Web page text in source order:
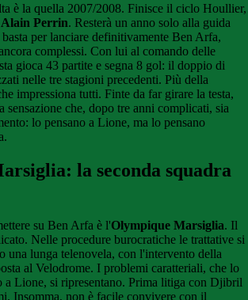
è la quella 2007/2008. Finisce il ciclo Houllier,
Alain Perrin. Resterà un anno solo alla guida
per lanciare definitivamente Ben Arfa,
complessi. Con lui al comando delle
gioca 43 partite e segna 8 gol: il doppio di
nelle tre stagioni precedenti. Più della
impressiona tutti. Finte da far girare la testa,
sensazione che, dopo tre anni complicati, sia
lo pensano a Lione, ma lo pensano
la seconda squadra
su Ben Arfa è l'Olympique Marsiglia. Il
Nelle procedure burocratiche le trattative si
una lunga telenovela, con l'intervento della
al Velodrome. I problemi caratteriali, che lo
a Lione, si ripresentano. Prima litiga con Djibril
Insomma, non è facile convivere con il